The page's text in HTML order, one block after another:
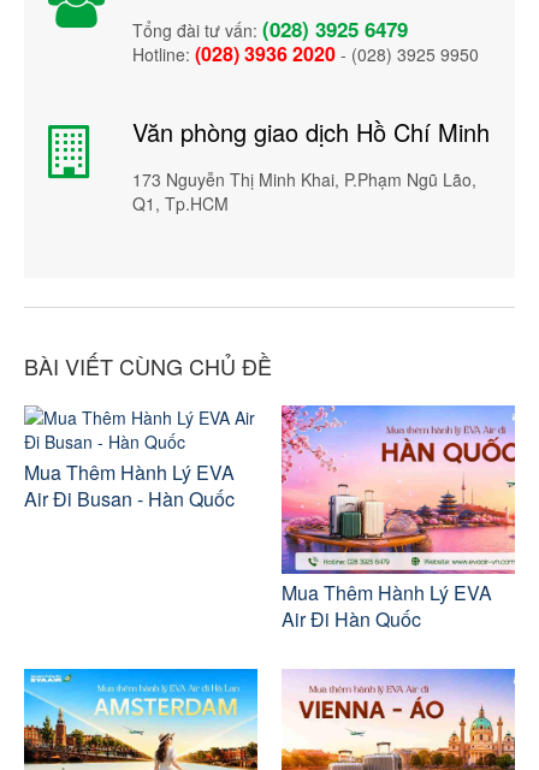
Tổng đài tư vấn: (028) 3925 6479
Hotline: (028) 3936 2020 - (028) 3925 9950
Văn phòng giao dịch Hồ Chí Minh
173 Nguyễn Thị Minh Khai, P.Phạm Ngũ Lão,
Q1, Tp.HCM
BÀI VIẾT CÙNG CHỦ ĐỀ
Mua Thêm Hành Lý EVA
Air Đi Busan - Hàn Quốc
Mua Thêm Hành Lý EVA
Air Đi Hàn Quốc